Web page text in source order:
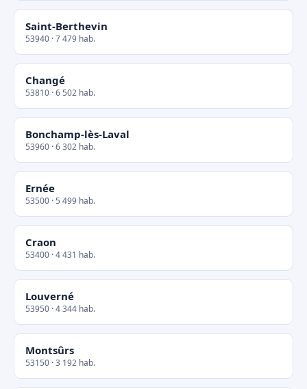
Saint-Berthevin
53940 · 7 479 hab.
Changé
53810 · 6 502 hab.
Bonchamp-lès-Laval
53960 · 6 302 hab.
Ernée
53500 · 5 499 hab.
Craon
53400 · 4 431 hab.
Louverné
53950 · 4 344 hab.
Montsûrs
53150 · 3 192 hab.